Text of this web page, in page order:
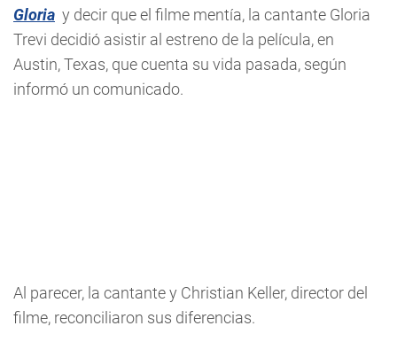
Gloria y decir que el filme mentía, la cantante Gloria
Trevi decidió asistir al estreno de la película, en
Austin, Texas, que cuenta su vida pasada, según
informó un comunicado.
Al parecer, la cantante y Christian Keller, director del
filme, reconciliaron sus diferencias.